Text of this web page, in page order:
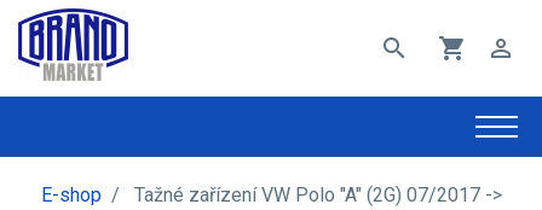
search shopping_cart perm_identity
E-shop / Tažné zařízení VW Polo "A" (2G) 07/2017 ->